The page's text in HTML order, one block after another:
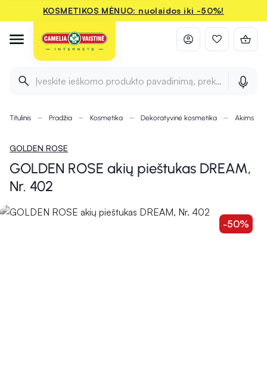
KOSMETIKOS MĖNUO: nuolaidos iki -50%!
Įveskite ieškomo produkto pavadinimą, prekės ženklą ir
Titulinis Pradžia Kosmetika Dekoratyvinė kosmetika Akims
GOLDEN ROSE
GOLDEN ROSE akių pieštukas DREAM,
Nr. 402
-50%